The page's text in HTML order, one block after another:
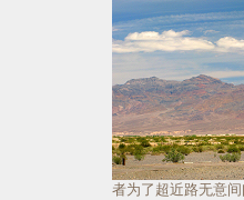
者为了超近路无意